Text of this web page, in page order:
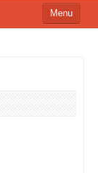
Menu